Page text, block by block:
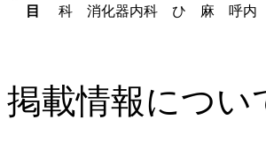
目
科 消化器内科 ひ 麻 呼内
掲載情報につい